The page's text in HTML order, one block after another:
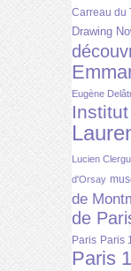
Carreau du
Drawing
Eugène
Lucien
d'Orsay
de
de
Paris Paris
Paris